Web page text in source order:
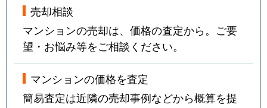
売却相談
マンションの売却は、価格の査定から。ご要
望・お悩み等をご相談ください。
マンションの価格を査定
簡易査定は近隣の売却事例などから概算を提